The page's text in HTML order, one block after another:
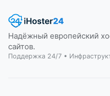
Надёжный европейский
сайтов.
Поддержка 24/7 •